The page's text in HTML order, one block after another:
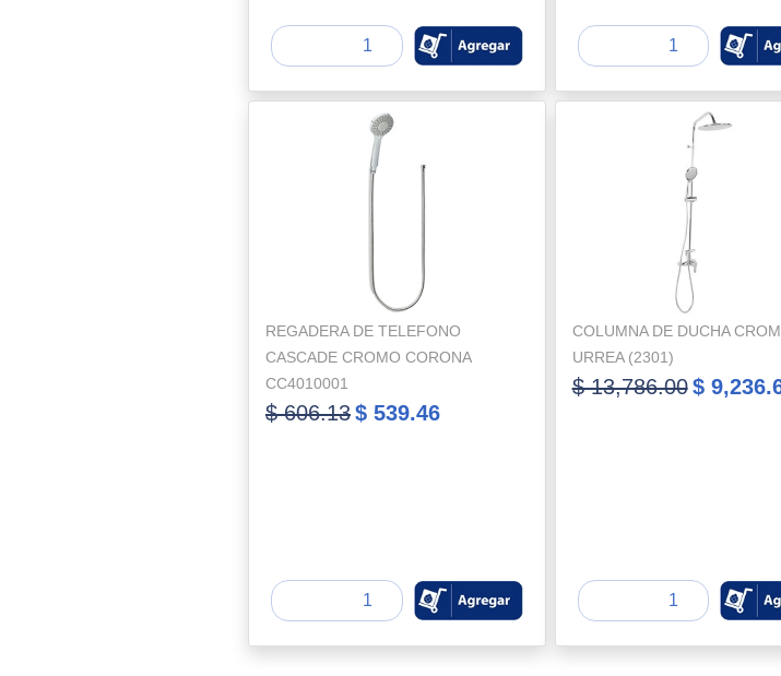
REGADERA DE TELEFONO
CASCADE CROMO CORONA
CC4010001
$ 606.13$ 539.46
COLUMNA DE DUCHA
URREA (2301)
$ 13,786.00 $